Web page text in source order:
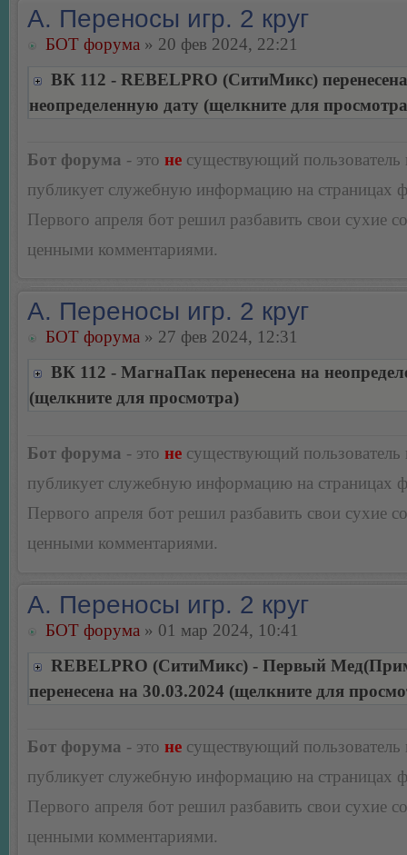
А. Переносы игр. 2 круг
БОТ форума » 20 фев 2024, 22:21
ВК 112 - REBELPRO (СитиМикс)
неопределенную дату (щелкните для
Бот форума - это не существующий пользователь
публикует служебную информацию на страницах
Первого апреля бот решил разбавить свои сухие
ценными комментариями.
А. Переносы игр. 2 круг
БОТ форума » 27 фев 2024, 12:31
ВК 112 - МагнаПак перенесена на
(щелкните для просмотра)
Бот форума - это не существующий пользователь
публикует служебную информацию на страницах
Первого апреля бот решил разбавить свои сухие
ценными комментариями.
А. Переносы игр. 2 круг
БОТ форума » 01 мар 2024, 10:41
REBELPRO (СитиМикс) - Первый
перенесена на 30.03.2024 (щелкните для
Бот форума - это не существующий пользователь
публикует служебную информацию на страницах
Первого апреля бот решил разбавить свои сухие
ценными комментариями.